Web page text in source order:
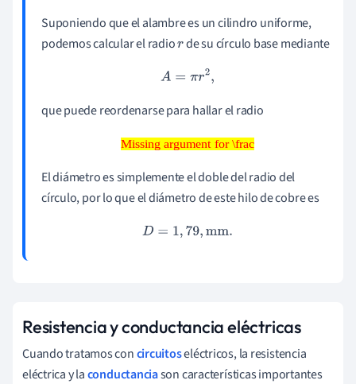
Suponiendo que el alambre es un cilindro uniforme,
podemos calcular el radior de su círculo base mediante
A=πr2,
que puede reordenarse para hallar el radio
Missing argument for \frac
Missing argument for \frac
El diámetro es simplemente el doble del radio del
círculo, por lo que el diámetro de este hilo de cobre es
D= 1,79,mm.
Resistencia y conductancia eléctricas
Cuando tratamos concircuitoseléctricos, la resistencia
eléctrica y laconductanciason características importantes